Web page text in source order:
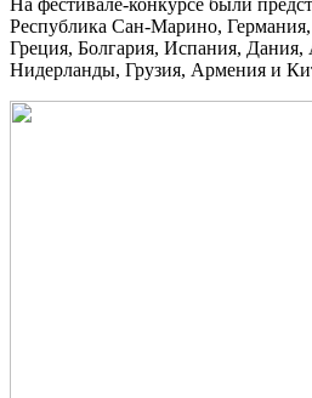
На фестивале-конкурсе были
Республика Сан-Марино,
Греция, Болгария, Испания, Дания,
Нидерланды, Грузия, Армения и